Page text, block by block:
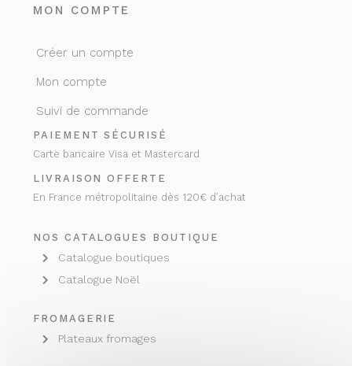
MON COMPTE
Créer un compte
Mon compte
Suivi de commande
PAIEMENT SÉCURISÉ
Carte bancaire Visa et Mastercard
LIVRAISON OFFERTE
En France métropolitaine dès 120€ d’achat
NOS CATALOGUES BOUTIQUE
Catalogue boutiques
Catalogue Noël
FROMAGERIE
Plateaux fromages